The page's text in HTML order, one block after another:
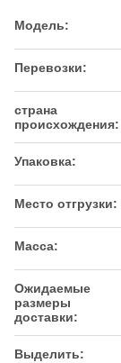
Модель:
Перевозки:
страна
происхождения:
Упаковка:
Место отгрузки:
Масса:
Ожидаемые
размеры
доставки:
Выделить: